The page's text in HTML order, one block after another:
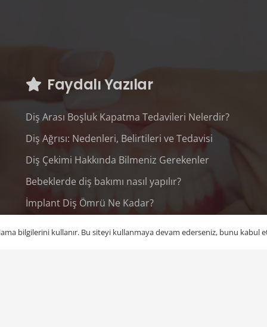
Faydalı Yazılar
Diş Arası Boşluk Kapatma Tedavileri Nelerdir?
Diş Ağrısı: Nedenleri, Belirtileri ve Tedavisi
Diş Çekimi Hakkında Bilmeniz Gerekenler
Bebeklerde diş bakımı nasıl yapılır?
İmplant Diş Ömrü Ne Kadar?
bilgilerini kullanır. Bu siteyi kullanmaya devam ederseniz, bunu kabul